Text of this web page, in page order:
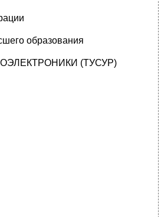
образования
(ТУСУР)